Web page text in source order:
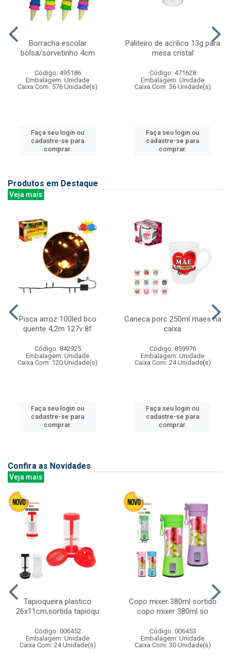
Borracha escolar
bolsa/sorvetinho 4cm
Código: 495186
Embalagem: Unidade
Caixa Com: 576 Unidade(s)
Faça seu login ou
cadastre-se para
comprar.
Paliteiro de acrilico 13g para
mesa cristal
Código: 471628
Embalagem: Unidade
Caixa Com: 36 Unidade(s)
Faça seu login ou
cadastre-se para
comprar.
Produtos em Destaque
Veja mais
Pisca arroz 100led bco
quente 4,2m 127v 8f
Código: 842925
Embalagem: Unidade
Caixa Com: 120 Unidade(s)
Faça seu login ou
cadastre-se para
comprar.
Caneca porc 250ml maes na
caixa
Código: 859976
Embalagem: Unidade
Caixa Com: 24 Unidade(s)
Faça seu login ou
cadastre-se para
comprar.
Confira as Novidades
Veja mais
Tapioqueira plastico
26x11cm,sortida tapioqu
Código: 006452
Embalagem: Unidade
Caixa Com: 24 Unidade(s)
Copo mixer 380ml sortido
copo mixer 380ml so
Código: 006453
Embalagem: Unidade
Caixa Com: 30 Unidade(s)